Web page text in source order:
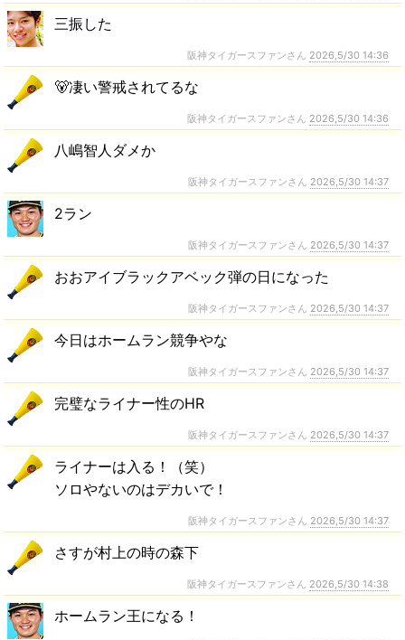
三振した
阪神タイガースファンさん 2026,5/30 14:36
🐻凄い警戒されてるな
阪神タイガースファンさん 2026,5/30 14:36
八嶋智人ダメか
阪神タイガースファンさん 2026,5/30 14:37
2ラン
阪神タイガースファンさん 2026,5/30 14:37
おおアイブラックアベック弾の日になった
阪神タイガースファンさん 2026,5/30 14:37
今日はホームラン競争やな
阪神タイガースファンさん 2026,5/30 14:37
完璧なライナー性のHR
阪神タイガースファンさん 2026,5/30 14:37
ライナーは入る！（笑）
ソロやないのはデカいで！
阪神タイガースファンさん 2026,5/30 14:37
さすが村上の時の森下
阪神タイガースファンさん 2026,5/30 14:38
ホームラン王になる！